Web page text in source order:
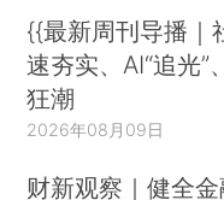
{{最新周刊导播｜
速夯实、AI“追光”
狂潮
2026年08月09日
财新观察｜健全